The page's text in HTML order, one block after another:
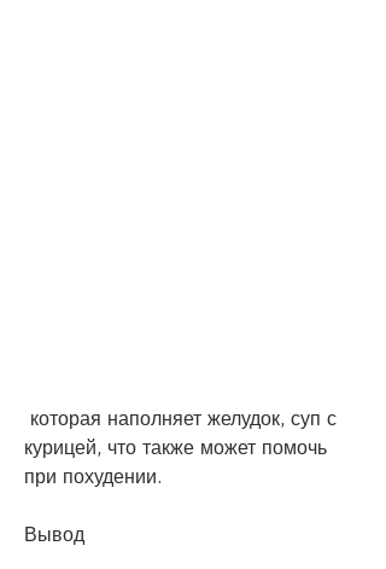
курицей, что также может помочь
при похудении.
Вывод